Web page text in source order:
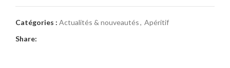
Catégories : Actualités & nouveautés, Apéritif
Share: